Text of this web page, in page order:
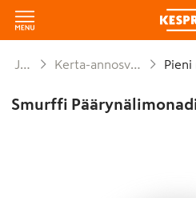
Juomat Kerta-annosvirvoitusjuomat
Smurffi